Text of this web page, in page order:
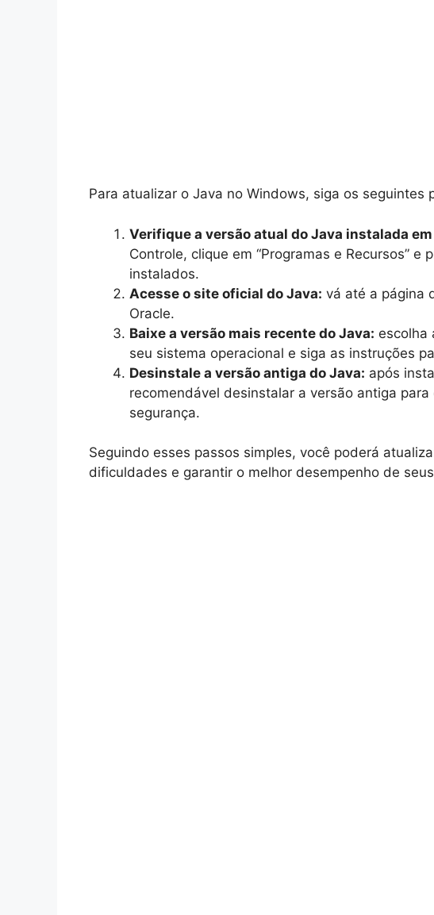
Para atualizar o Java no Windows, siga os seguintes
Verifique a versão atual do Java instalada
Controle, clique em “Programas e Recursos”
instalados.
Acesse o site oficial do Java: vá até a página
Oracle.
Baixe a versão mais recente do Java: escolha
seu sistema operacional e siga as instruções
Desinstale a versão antiga do Java: após
recomendável desinstalar a versão antiga
segurança.
Seguindo esses passos simples, você poderá
dificuldades e garantir o melhor desempenho de